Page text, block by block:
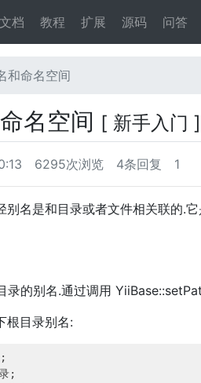
文档 教程 扩展 源码 问答
和命名空间
名空间 [ 新手入门 ]
6295次浏览 4条回复 1
名是和目录或者文件相关联的.
录的别名.通过调用
根目录别名:
;